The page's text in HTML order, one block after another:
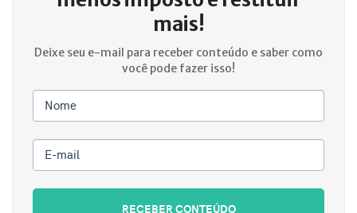
mais!
Deixe seu e-mail para receber conteúdo e saber como
você pode fazer isso!
Nome
E-mail
RECEBER CONTEÚDO